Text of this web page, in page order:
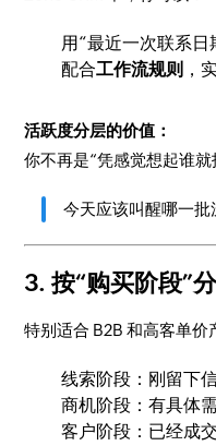
用“最近一次联系日
配合工作流规则 ，
活跃度分层的价值：
你不再是“凭感觉想起谁
今天应该叫醒哪一批
3. 按“购买阶段”
特别适合 B2B 和高客单价
线索阶段：刚留下
商机阶段：有具体
客户阶段：已经成交